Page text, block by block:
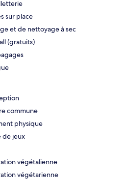
sur place
et de nettoyage à sec
(gratuits)
commune
physique
de jeux
végétalienne
végétarienne